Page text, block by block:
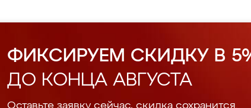
ФИКСИРУЕМ СКИДКУ В
ДО КОНЦА АВГУСТА
Оставьте заявку сейчас, скидка сохранится.